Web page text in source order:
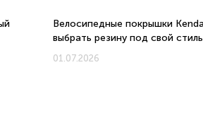
Велосипедные покрышки
выбрать резину под свой
01.07.2026